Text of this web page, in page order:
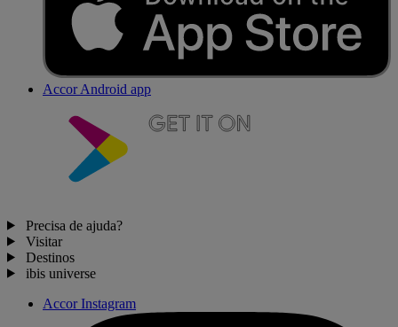
Accor Android app
Precisa de ajuda?
Visitar
Destinos
ibis universe
Accor Instagram